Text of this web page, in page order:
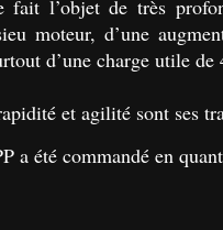
fait l’objet de très
moteur, d’une
d’une charge utile
et agilité sont ses
a été commandé en